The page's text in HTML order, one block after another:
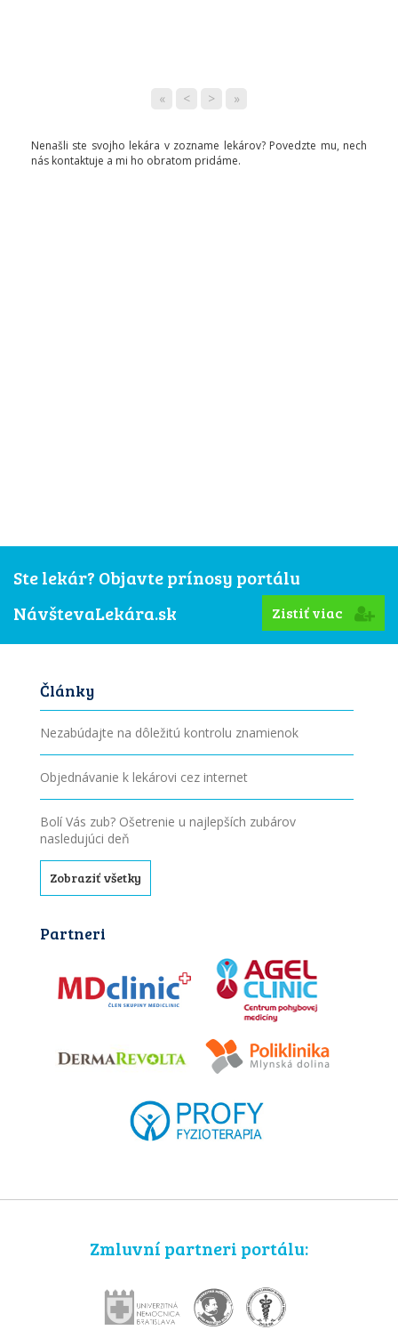
« < > »
Nenašli ste svojho lekára v zozname lekárov? Povedzte mu, nech
nás kontaktuje a mi ho obratom pridáme.
Ste lekár? Objavte prínosy portálu
NávštevaLekára.sk
Zistiť viac
Články
Nezabúdajte na dôležitú kontrolu znamienok
Objednávanie k lekárovi cez internet
Bolí Vás zub? Ošetrenie u najlepších zubárov
nasledujúci deň
Zobraziť všetky
Partneri
Zmluvní partneri portálu: